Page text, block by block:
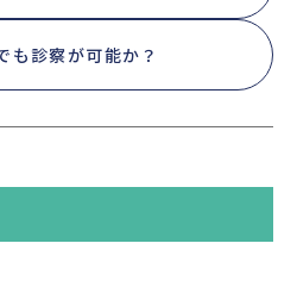
も診察が可能か？